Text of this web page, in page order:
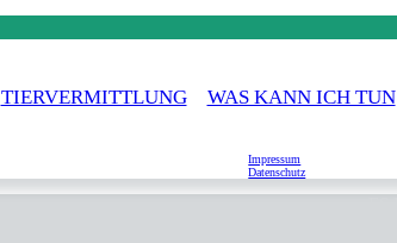
TIERVERMITTLUNG WAS KANN ICH TUN
Impressum
Datenschutz